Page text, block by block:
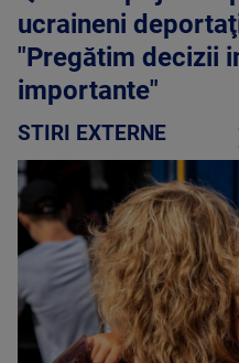
ucraineni
"Pregătim decizii
importante"
STIRI EXTERNE